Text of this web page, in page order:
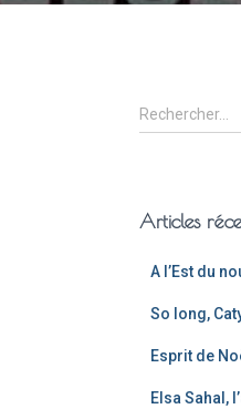
Rechercher…
Articles
A l’Est du
So long,
Esprit de
Elsa Sahal,